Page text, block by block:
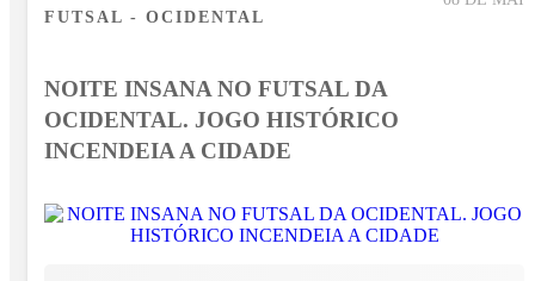
FUTSAL - OCIDENTAL
NOITE INSANA NO FUTSAL DA
OCIDENTAL. JOGO HISTÓRICO
INCENDEIA A CIDADE